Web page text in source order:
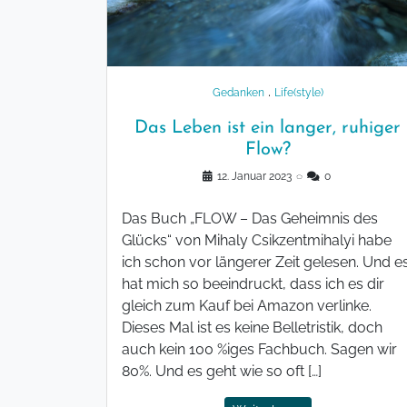
Gedanken. Life(style)
Das Leben ist ein langer, ruhiger
Flow?
12. Januar 2023 ◌ 0
Das Buch „FLOW – Das Geheimnis des
Glücks“ von Mihaly Csikzentmihalyi habe
ich schon vor längerer Zeit gelesen. Und
hat mich so beeindruckt, dass ich es dir
gleich zum Kauf bei Amazon verlinke.
Dieses Mal ist es keine Belletristik, doch
auch kein 100 %iges Fachbuch. Sagen wir
80%. Und es geht wie so oft […]